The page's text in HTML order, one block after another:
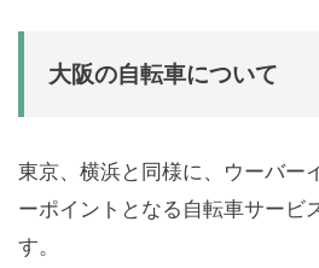
大阪の自転車について
東京、横浜と同様に、ウーバー
ーポイントとなる自転車サービ
す。